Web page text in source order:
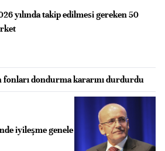
yılında takip edilmesi gereken 50
fonları dondurma kararını durdurdu
iyileşme genele